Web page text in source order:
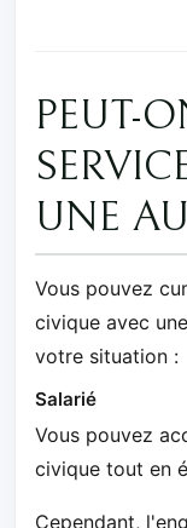
PEUT-
UNE
Vous pouvez
civique avec
votre situation :
Salarié
Vous pouvez
civique tout en
Cependant,